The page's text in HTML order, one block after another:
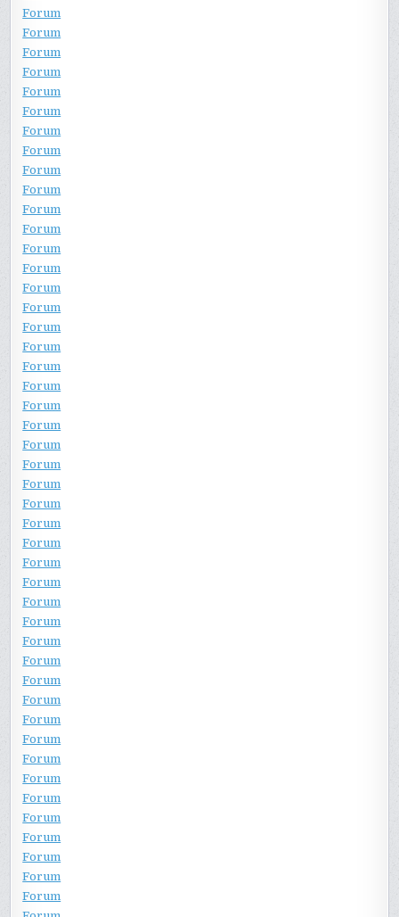
Forum
Forum
Forum
Forum
Forum
Forum
Forum
Forum
Forum
Forum
Forum
Forum
Forum
Forum
Forum
Forum
Forum
Forum
Forum
Forum
Forum
Forum
Forum
Forum
Forum
Forum
Forum
Forum
Forum
Forum
Forum
Forum
Forum
Forum
Forum
Forum
Forum
Forum
Forum
Forum
Forum
Forum
Forum
Forum
Forum
Forum